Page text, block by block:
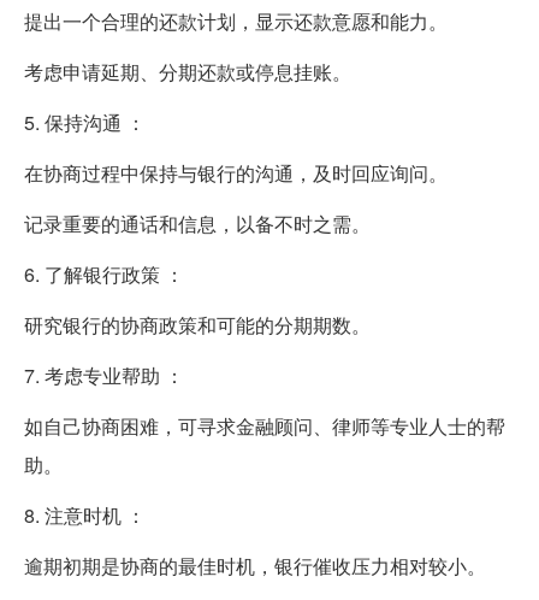
提出一个合理的还款计划，显示还款意愿和能力。
考虑申请延期、分期还款或停息挂账。
5. 保持沟通 ：
在协商过程中保持与银行的沟通，及时回应询问。
记录重要的通话和信息，以备不时之需。
6. 了解银行政策 ：
研究银行的协商政策和可能的分期期数。
7. 考虑专业帮助 ：
如自己协商困难，可寻求金融顾问、律师等专业人士的帮
助。
8. 注意时机 ：
逾期初期是协商的最佳时机，银行催收压力相对较小。